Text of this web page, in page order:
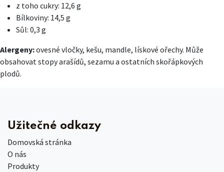
z toho cukry: 12,6 g
Bílkoviny: 14,5 g
Sůl: 0,3 g
Alergeny:ovesné vločky, kešu, mandle, lískové ořechy. Může
obsahovat stopy arašídů, sezamu a ostatních skořápkových
plodů.
Užitečné odkazy
Domovská stránka
O nás
Produkty